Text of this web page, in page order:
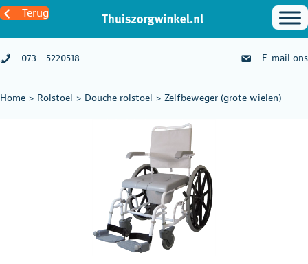
Terug
073 - 5220518 E-mail ons
Home > Rolstoel > Douche rolstoel > Zelfbeweger (grote wielen)